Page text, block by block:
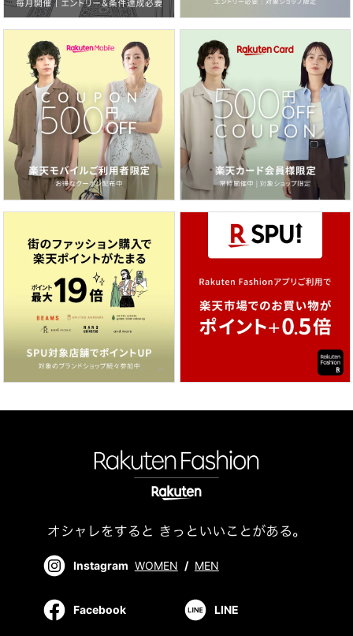
Instagram WOMEN / MEN
Facebook LINE